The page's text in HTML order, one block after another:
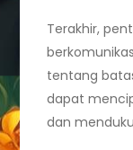
Terakhir,
tentang
dapat
dan